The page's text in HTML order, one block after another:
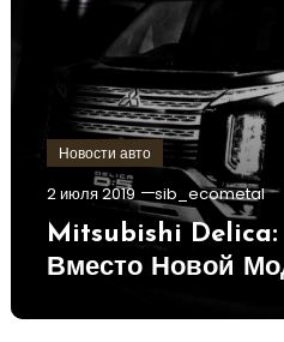
Новости авто
2 июля 2019 sib_ecometal
Mitsubishi Delica:
Вместо Новой